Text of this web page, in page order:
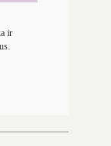
ir